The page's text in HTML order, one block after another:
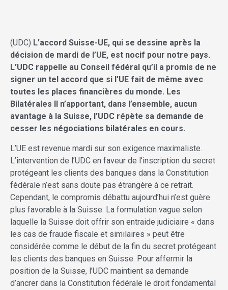
(UDC) L’accord Suisse-UE, qui se dessine après la
décision de mardi de l’UE, est nocif pour notre pays.
L’UDC rappelle au Conseil fédéral qu’il a promis de ne
signer un tel accord que si l’UE fait de même avec
toutes les places financières du monde. Les
Bilatérales II n’apportant, dans l’ensemble, aucun
avantage à la Suisse, l’UDC répète sa demande de
cesser les négociations bilatérales en cours.
L’UE est revenue mardi sur son exigence maximaliste.
L’intervention de l’UDC en faveur de l’inscription du secret
protégeant les clients des banques dans la Constitution
fédérale n’est sans doute pas étrangère à ce retrait.
Cependant, le compromis débattu aujourd’hui n’est guère
plus favorable à la Suisse. La formulation vague selon
laquelle la Suisse doit offrir son entraide judiciaire « dans
les cas de fraude fiscale et similaires » peut être
considérée comme le début de la fin du secret protégeant
les clients des banques en Suisse. Pour affermir la
position de la Suisse, l’UDC maintient sa demande
d’ancrer dans la Constitution fédérale le droit fondamental